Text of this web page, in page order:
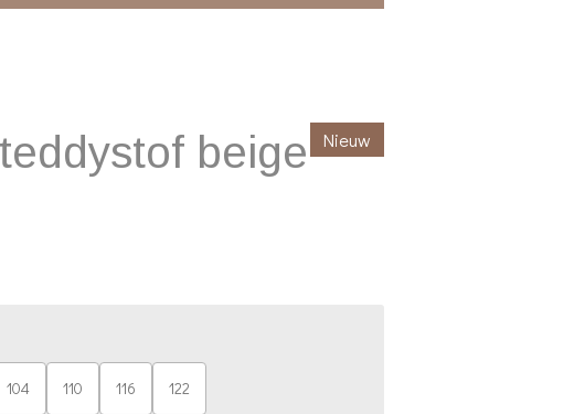
beige Nieuw
104 110 116 122